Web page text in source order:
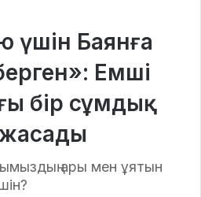
үшін Баянға
Емші
бір сұмдық
ары мен ұятын